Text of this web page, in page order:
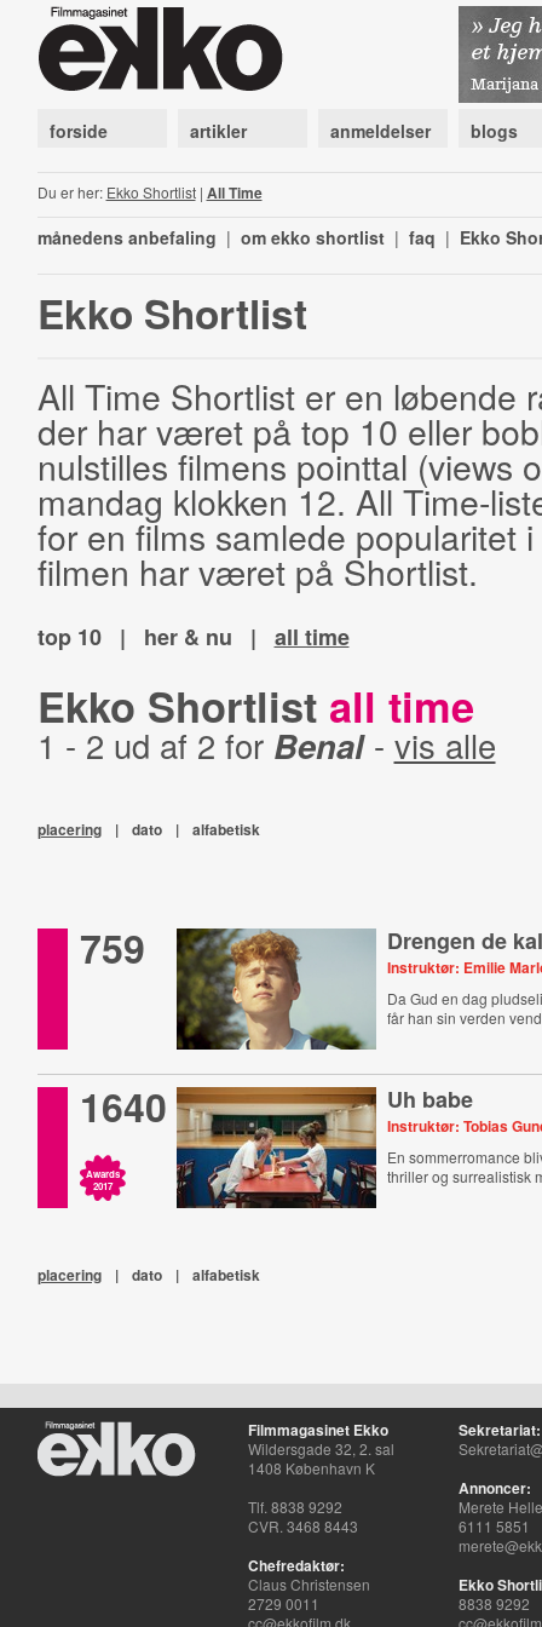
forside artikler anmeldelser blogs
Du er her: Ekko Shortlist| All Time
månedens anbefaling | om ekko shortlist | faq | Ekko
Ekko Shortlist
All Time Shortlist er en løbende
der har været på top 10 eller
nulstilles filmens pointtal (views
mandag klokken 12. All Time-
for en films samlede popularitet
filmen har været på Shortlist.
top 10 | her & nu | all time
Ekko Shortlist all time
1 - 2 ud af 2 for Benal- vis alle
placering | dato | alfabetisk
759 Drengen de
Instruktør: Emilie
Da Gud en dag
får han sin verden
1640
Awards
2017
Uh babe
Instruktør: Tobias
En sommerromance
thriller og surrealistisk
placering | dato | alfabetisk
Filmmagasinet Ekko
Wildersgade 32, 2. sal
1408 København K
Tlf. 8838 9292
CVR. 3468 8443
Chefredaktør:
Claus Christensen
2729 0011
cc@ekkofilm.dk
Sekretariat:
Annoncer:
Merete
6111 5851
Ekko
8838 9292